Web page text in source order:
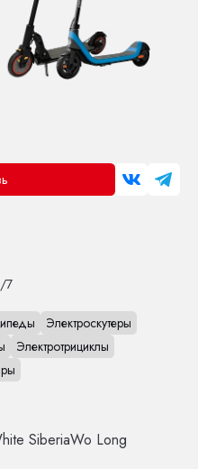
7
Электроскутеры
Электротрициклы
SiberiaWo Long